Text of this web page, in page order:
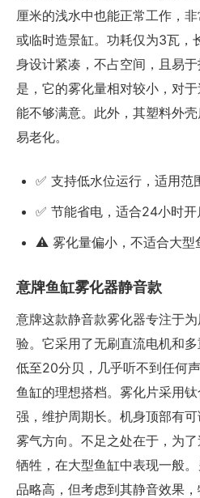
厘米的浅水中也能正常工作，
或临时造景缸。功耗仅为3瓦，
身设计紧凑，不占空间，且易
是，它的雾化量相对较小，对
能不够满意。此外，其塑料外
易老化。
✅ 支持低水位运行，适用范
✅ 节能省电，适合24小时开
⚠️ 雾化量偏小，不适合大型
意牌鱼缸雾化器静音款
意牌这款静音款雾化器专注于
验。它采用了无刷直流电机和
低至20分贝，几乎听不到任何
鱼缸的理想搭档。雾化片采用
强，维护周期长。机身顶部有
雾气方向。不足之处在于，为
牺牲，在大型鱼缸中表现一般
品略高，但考虑到其静音效果，